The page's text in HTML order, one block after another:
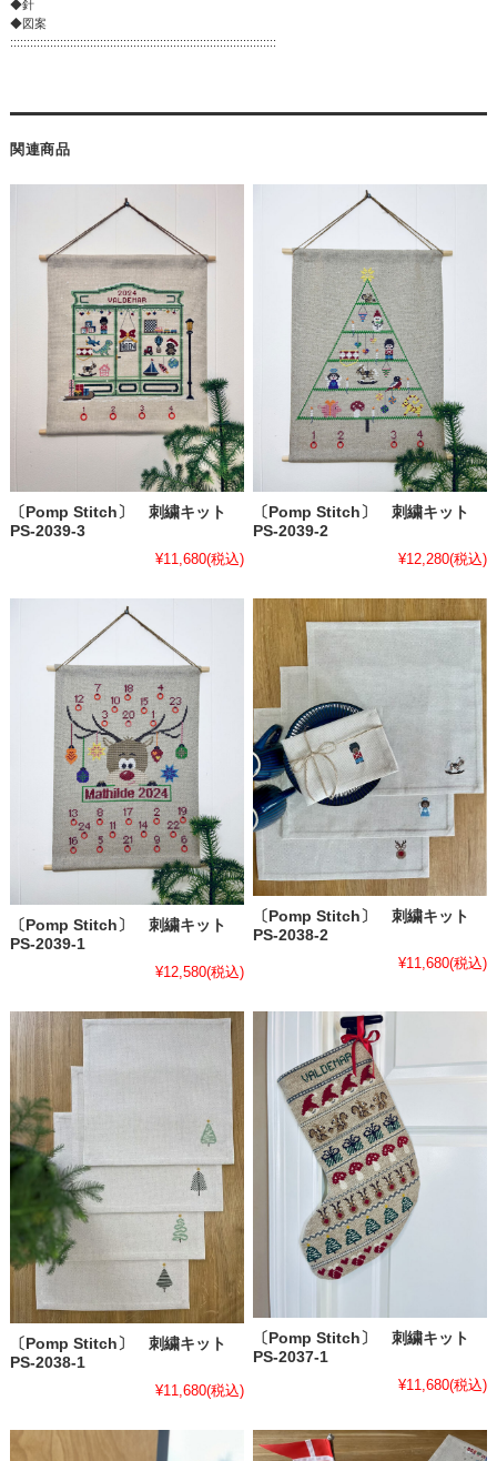
◆針
◆図案
::::::::::::::::::::::::::::::::::::::::::::::::::::::::::::::::::::::::::::::::
関連商品
〔Pomp Stitch〕 刺繍キット
PS-2039-3
¥11,680(税込)
〔Pomp Stitch〕 刺繍キット
PS-2039-2
¥12,280(税込)
〔Pomp Stitch〕 刺繍キット
PS-2039-1
¥12,580(税込)
〔Pomp Stitch〕 刺繍キット
PS-2038-2
¥11,680(税込)
〔Pomp Stitch〕 刺繍キット
PS-2038-1
¥11,680(税込)
〔Pomp Stitch〕 刺繍キット
PS-2037-1
¥11,680(税込)